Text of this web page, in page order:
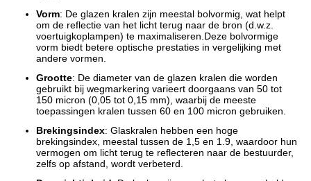
Vorm: De glazen kralen zijn meestal bolvormig, wat helpt
om de reflectie van het licht terug naar de bron (d.w.z.
voertuigkoplampen) te maximaliseren.Deze bolvormige
vorm biedt betere optische prestaties in vergelijking met
andere vormen.
Grootte: De diameter van de glazen kralen die worden
gebruikt bij wegmarkering varieert doorgaans van 50 tot
150 micron (0,05 tot 0,15 mm), waarbij de meeste
toepassingen kralen tussen 60 en 100 micron gebruiken.
Brekingsindex: Glaskralen hebben een hoge
brekingsindex, meestal tussen de 1,5 en 1.9, waardoor hun
vermogen om licht terug te reflecteren naar de bestuurder,
zelfs op afstand, wordt verbeterd.